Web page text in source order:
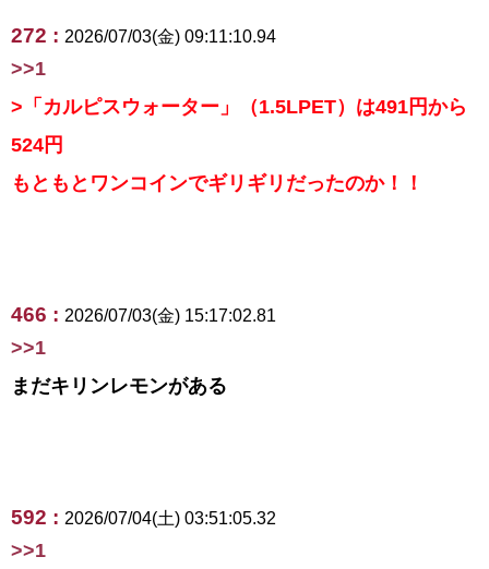
272 : 2026/07/03(金) 09:11:10.94
>>1
>「カルピスウォーター」（1.5LPET）は491円から
524円
もともとワンコインでギリギリだったのか！！
466 : 2026/07/03(金) 15:17:02.81
>>1
まだキリンレモンがある
592 : 2026/07/04(土) 03:51:05.32
>>1